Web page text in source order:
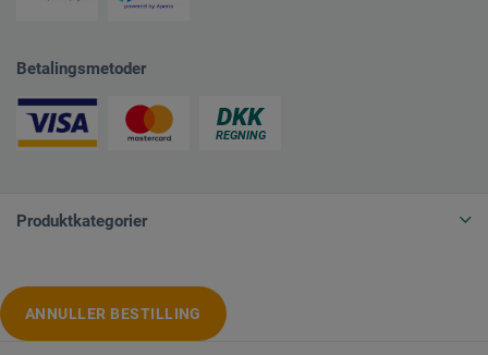
Betalingsmetoder
Produktkategorier
ANNULLER BESTILLING